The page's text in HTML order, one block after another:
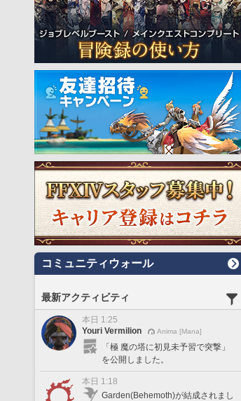
コミュニティウォール
最新アクティビティ
本日 1:25
Youri Vermilion
Anima [Mana]
「極 魔の塔に初見未予習で突撃」
を公開しました。
本日 1:18
Garden(Behemoth)が結成されまし